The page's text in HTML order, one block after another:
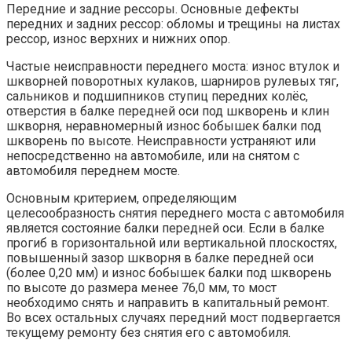
Передние и задние рессоры. Основные дефекты
передних и задних рессор: обломы и трещины на листах
рессор, износ верхних и нижних опор.
Частые неисправности переднего моста: износ втулок и
шкворней поворотных кулаков, шарниров рулевых тяг,
сальников и подшипников ступиц передних колёс,
отверстия в балке передней оси под шкворень и клин
шкворня, неравномерный износ бобышек балки под
шкворень по высоте. Неисправности устраняют или
непосредственно на автомобиле, или на снятом с
автомобиля переднем мосте.
Основным критерием, определяющим
целесообразность снятия переднего моста с автомобиля
является состояние балки передней оси. Если в балке
прогиб в горизонтальной или вертикальной плоскостях,
повышенный зазор шкворня в балке передней оси
(более 0,20 мм) и износ бобышек балки под шкворень
по высоте до размера менее 76,0 мм, то мост
необходимо снять и направить в капитальный ремонт.
Во всех остальных случаях передний мост подвергается
текущему ремонту без снятия его с автомобиля.